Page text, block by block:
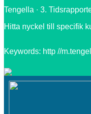
Tengella · 3.
Hitta nyckel till specifik
Keywords: http //